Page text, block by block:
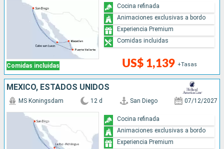
Comidas incluidas US$ 1,139 +Tasas
Cocina refinada
Animaciones exclusivas a bordo
Experiencia Premium
Comidas incluidas
MÉXICO, ESTADOS UNIDOS
MS Koningsdam 12 d San Diego 07/12/2027
Cocina refinada
Animaciones exclusivas a bordo
Experiencia Premium